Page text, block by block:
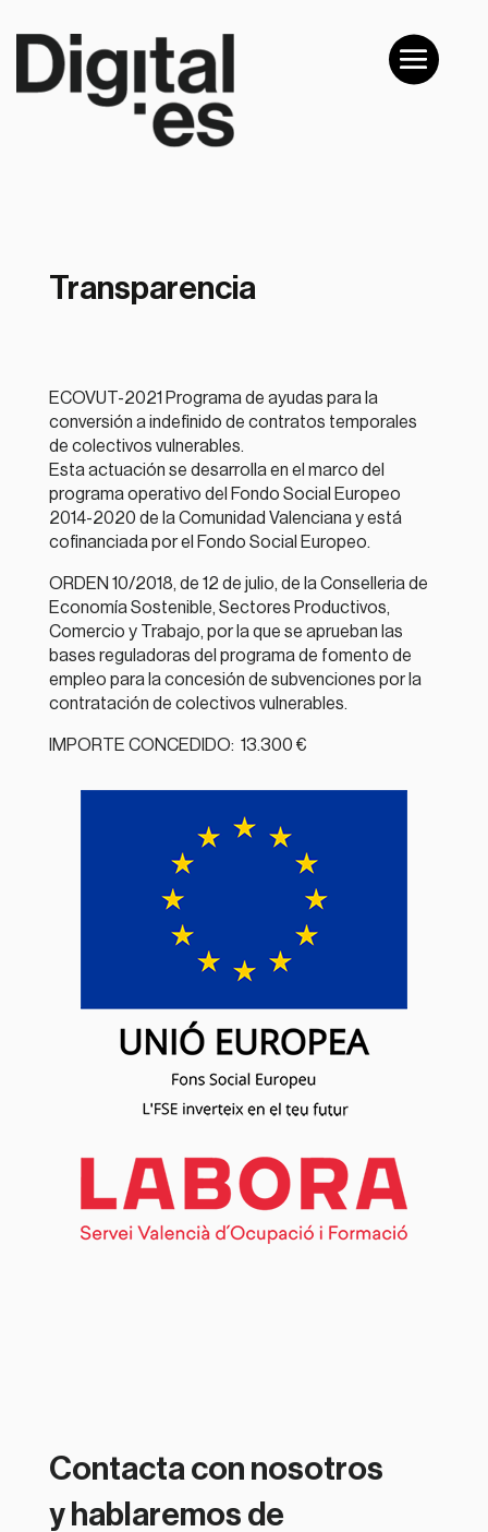
Transparencia
ECOVUT-2021 Programa de ayudas para la
conversión a indefinido de contratos temporales
de colectivos vulnerables.
Esta actuación se desarrolla en el marco del
programa operativo del Fondo Social Europeo
2014-2020 de la Comunidad Valenciana y está
cofinanciada por el Fondo Social Europeo.
ORDEN 10/2018, de 12 de julio, de la Conselleria de
Economía Sostenible, Sectores Productivos,
Comercio y Trabajo, por la que se aprueban las
bases reguladoras del programa de fomento de
empleo para la concesión de subvenciones por la
contratación de colectivos vulnerables.
IMPORTE CONCEDIDO: 13.300 €
Contacta con nosotros
y hablaremos de